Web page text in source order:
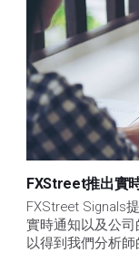
FXStreet推出實
FXStreet Signals
實時通知以及公
以得到我們分析